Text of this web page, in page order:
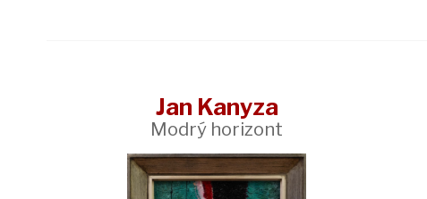
Jan Kanyza
Modrý horizont